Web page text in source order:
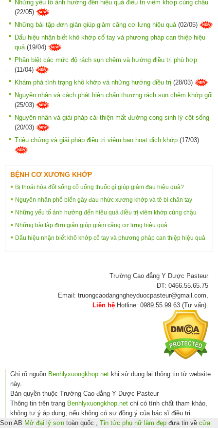
Những yếu tố ảnh hưởng đến hiệu quả điều trị viêm khớp cùng chậu
(22/05)
Những bài tập đơn giản giúp giảm căng cơ lưng hiệu quả (02/05)
Dấu hiệu nhận biết khô khớp cổ tay và phương pháp can thiệp hiệu
quả (19/04)
Phân biệt các mức độ rách sụn chêm và hướng điều trị phù hợp
(11/04)
Khám phá tình trạng khô khớp và những hướng điều trị (28/03)
Nguyên nhân và cách phát hiện chấn thương rách sụn chêm khớp gối
(25/03)
Nguyên nhân và giải pháp cải thiện mất đường cong sinh lý cột sống
(20/03)
Triệu chứng và giải pháp điều trị viêm bao hoạt dịch khớp (17/03)
BỆNH CƠ XƯƠNG KHỚP
Bị thoái hóa đốt sống cổ uống thuốc gì giúp giảm đau hiệu quả?
Nguyên nhân phổ biến gây đau nhức xương khớp và tê bì chân tay
Những yếu tố ảnh hưởng đến hiệu quả điều trị viêm khớp cùng chậu
Những bài tập đơn giản giúp giảm căng cơ lưng hiệu quả
Dấu hiệu nhận biết khô khớp cổ tay và phương pháp can thiệp hiệu quả
Trường Cao đẳng Y Dược Pasteur
ĐT: 0466.55.65.75
Email: truongcaodangngheyduocpasteur@gmail.com,
Liên hệ Hotline: 0989.55.99.63 (Tư vấn).
Ghi rõ nguồn Benhlyxuongkhop.net khi sử dụng lại thông tin từ website
này.
Bản quyền thuộc Trường Cao đẳng Y Dược Pasteur
Thông tin trên trang Benhlyxuongkhop.net chỉ có tính chất tham khảo,
không tự ý áp dụng, nếu không có sự đồng ý của bác sĩ điều trị.
Sơn AB Mở đại lý sơn toàn quốc , Tin tức phụ nữ làm đẹp đưa tin về cửa